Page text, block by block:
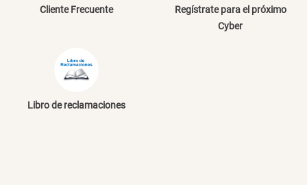
Cliente Frecuente
Regístrate para el próximo
Cyber
Libro de reclamaciones